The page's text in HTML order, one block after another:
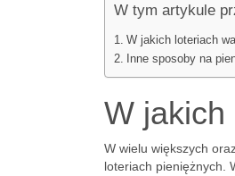
W tym artykule
W jakich loteriach
Inne sposoby na
W jakich
W wielu większych
loteriach pieniężnych.